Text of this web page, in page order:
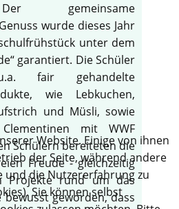
gemeinsame
wurde dieses Jahr
unter dem
garantiert. Die Schüler
fair gehandelte
wie Lebkuchen,
und Müsli, sowie
mit WWF
Schülern bereiteten die
Freude - gleichzeitig
Projekte rund um das
bewusst geworden, dass
Website. Einige von ihnen
der Seite, während andere
und die Nutzererfahrung zu
Sie können selbst